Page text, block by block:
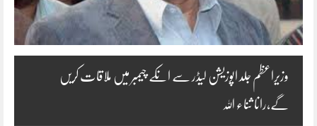
وزیراعظم جلد اپوزیشن لیڈر سے انکے چیمبر میں ملاقات کریں
گے،رانا ثناء اللہ